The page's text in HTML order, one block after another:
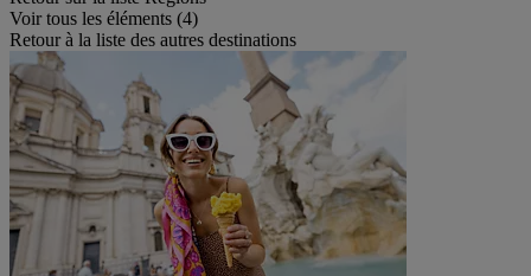
Voir tous les éléments (4)
Retour à la liste des autres destinations